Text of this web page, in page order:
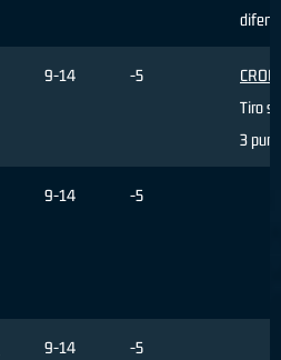
9-14 -5
Tiro
3
9-14 -5
9-14 -5